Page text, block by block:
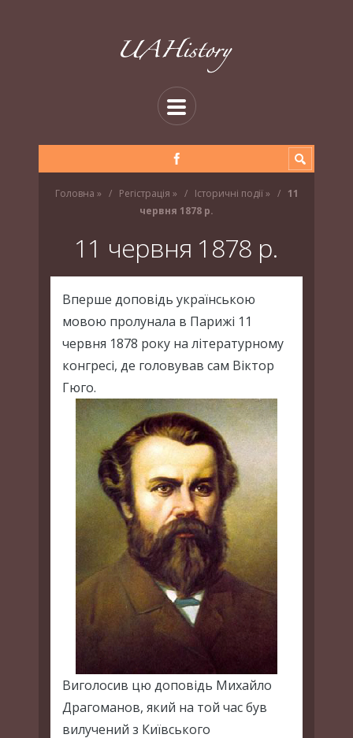
Головна » Регістрація » Історичні події»
11
червня 1878 р.
11 червня 1878 р.
Вперше доповідь українською
мовою пролунала в Парижі 11
червня 1878 року на літературному
конгресі, де головував сам Віктор
Гюго.
Виголосив цю доповідь Михайло
Драгоманов, який на той час був
вилучений з Київського